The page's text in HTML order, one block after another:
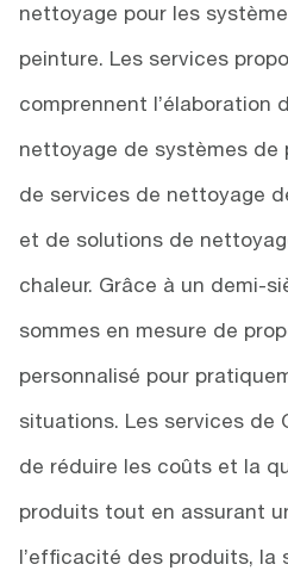
nettoyage pour les
peinture. Les services
comprennent l’élaboration
nettoyage de systèmes de
de services de nettoyage
et de solutions de
chaleur. Grâce à un demi-
sommes en mesure de
personnalisé pour
situations. Les services de
de réduire les coûts et la
produits tout en assurant
l’efficacité des produits, la